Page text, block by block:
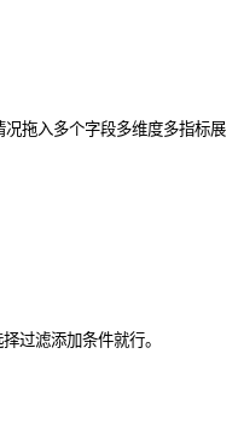
拖入多个字段多维度多指标展
过滤添加条件就行。